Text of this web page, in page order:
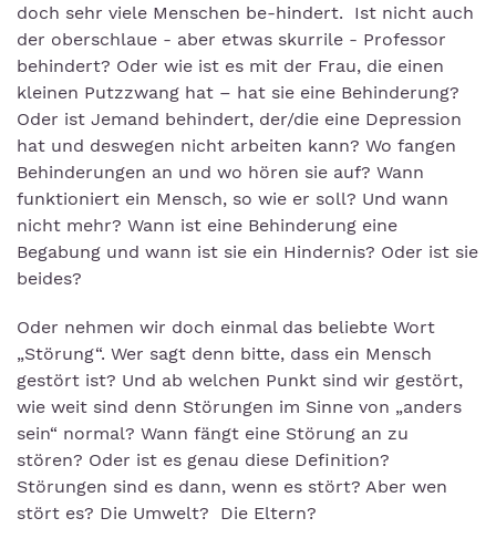
doch sehr viele Menschen be-hindert. Ist nicht auch
der oberschlaue - aber etwas skurrile - Professor
behindert? Oder wie ist es mit der Frau, die einen
kleinen Putzzwang hat – hat sie eine Behinderung?
Oder ist Jemand behindert, der/die eine Depression
hat und deswegen nicht arbeiten kann? Wo fangen
Behinderungen an und wo hören sie auf? Wann
funktioniert ein Mensch, so wie er soll? Und wann
nicht mehr? Wann ist eine Behinderung eine
Begabung und wann ist sie ein Hindernis? Oder ist sie
beides?
Oder nehmen wir doch einmal das beliebte Wort
„Störung“. Wer sagt denn bitte, dass ein Mensch
gestört ist? Und ab welchen Punkt sind wir gestört,
wie weit sind denn Störungen im Sinne von „anders
sein“ normal? Wann fängt eine Störung an zu
stören? Oder ist es genau diese Definition?
Störungen sind es dann, wenn es stört? Aber wen
stört es? Die Umwelt? Die Eltern?